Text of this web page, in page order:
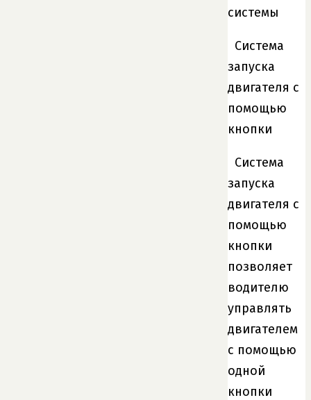
системы
Система
запуска
двигателя с
помощью
кнопки
Система
запуска
двигателя с
помощью
кнопки
позволяет
водителю
управлять
двигателем
с помощью
одной
кнопки